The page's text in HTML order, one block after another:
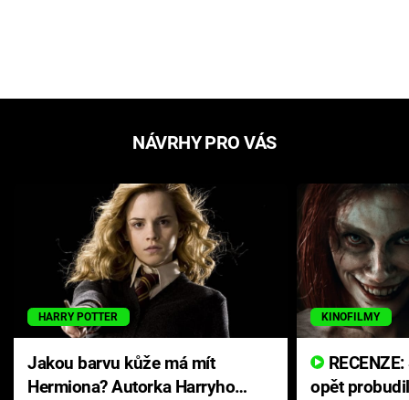
NÁVRHY PRO VÁS
HARRY POTTER
Jakou barvu kůže má mít
Hermiona? Autorka Harryho
KINOFILMY
opět